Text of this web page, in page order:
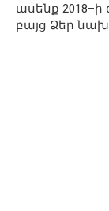
ասենք 2018–ի
բայց Ձեր